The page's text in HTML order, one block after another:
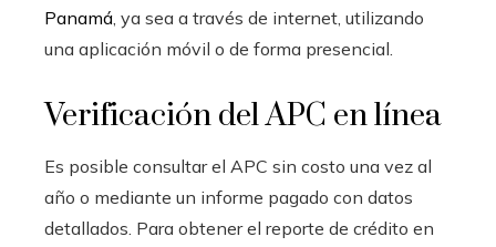
Panamá, ya sea a través de internet, utilizando
una aplicación móvil o de forma presencial.
Verificación del APC en línea
Es posible consultar el APC sin costo una vez al
año o mediante un informe pagado con datos
detallados. Para obtener el reporte de crédito en